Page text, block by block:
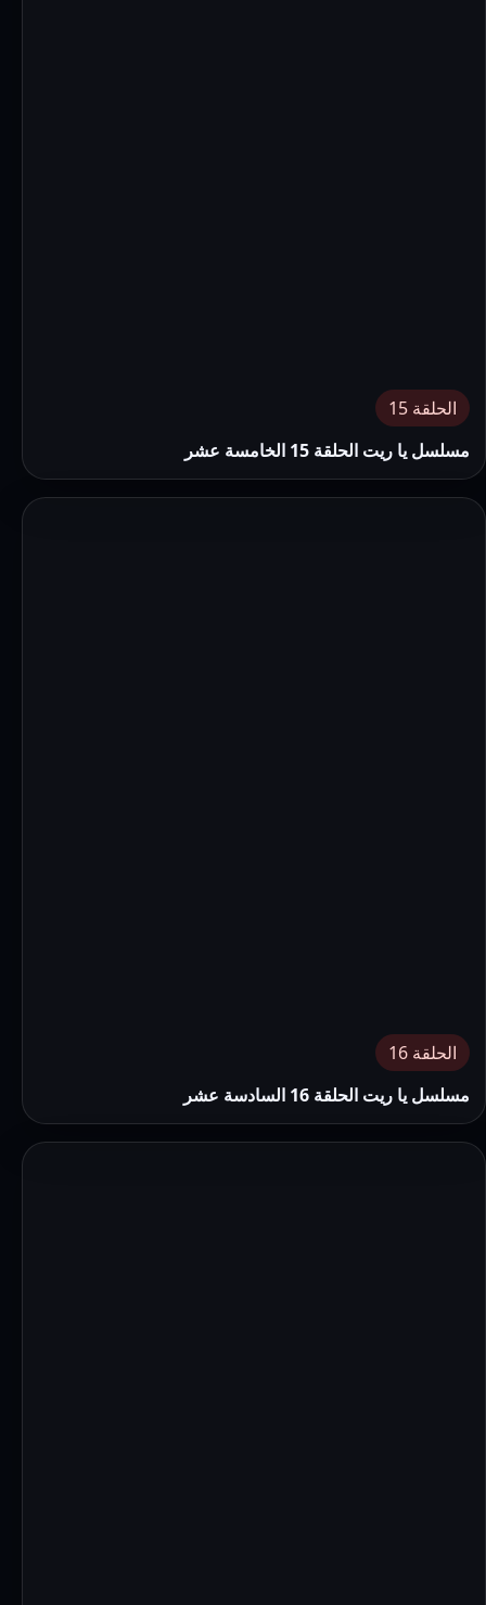
الحلقة 15
مسلسل يا ريت الحلقة 15 الخامسة عشر
الحلقة 16
مسلسل يا ريت الحلقة 16 السادسة عشر